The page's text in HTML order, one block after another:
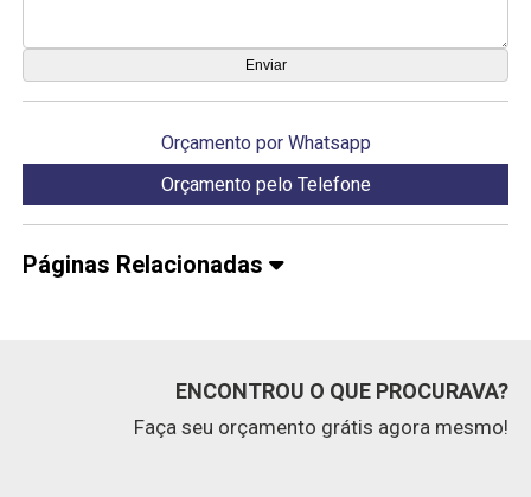
Orçamento por Whatsapp
Orçamento pelo Telefone
Páginas Relacionadas
ENCONTROU O QUE PROCURAVA?
Faça seu orçamento grátis agora mesmo!